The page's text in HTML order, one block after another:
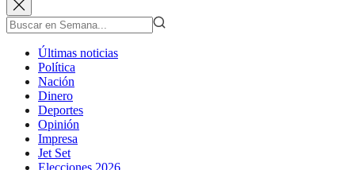
Últimas noticias
Política
Nación
Dinero
Deportes
Opinión
Impresa
Jet Set
Elecciones 2026